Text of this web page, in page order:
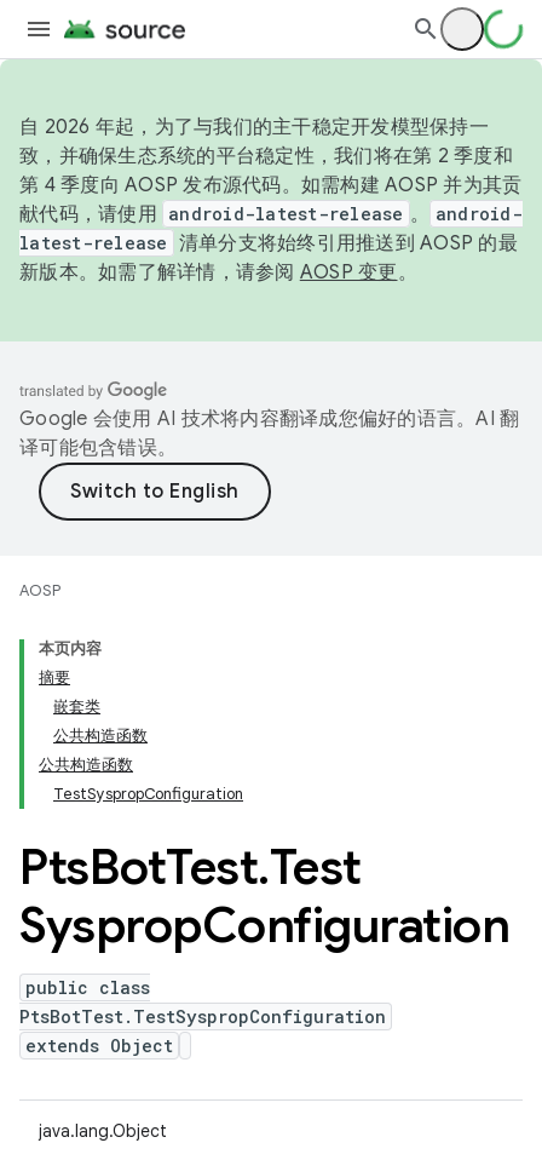
自 2026 年起，为了与我们的主干稳定开发模型保持一
致，并确保生态系统的平台稳定性，我们将在第 2 季度和
第 4 季度向 AOSP 发布源代码。如需构建 AOSP 并为其贡
献代码，请使用 android-latest-release 。
android-
latest-release 清单分支将始终引用推送到 AOSP 的最
新版本。如需了解详情，请参阅 AOSP 变更。
Google 会使用 AI 技术将内容翻译成您偏好的语言。AI 翻
译可能包含错误。
AOSP
本页内容
摘要
嵌套类
公共构造函数
公共构造函数
TestSyspropConfiguration
PtsBotTest.Test
SyspropConfiguration
public class
PtsBotTest.TestSyspropConfiguration
extends Object
java.lang.Object